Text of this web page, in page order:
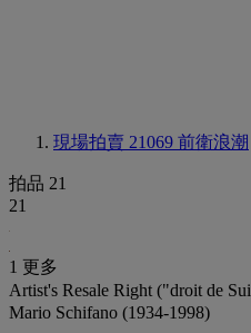
現場拍賣 21069 前衛浪潮
拍品 21
21
1 更多
Artist's Resale Right ("droit de
Mario Schifano (1934-1998)